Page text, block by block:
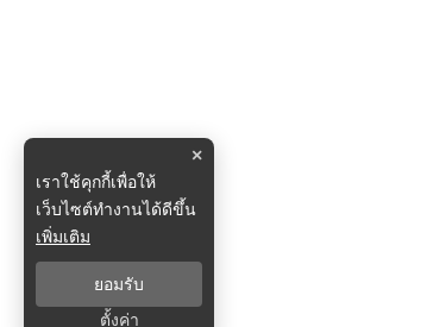
×
เราใช้คุกกี้เพื่อให้
เว็บไซต์ทำงานได้ดีขึ้น
เพิ่มเติม
ยอมรับ
ตั้งค่า